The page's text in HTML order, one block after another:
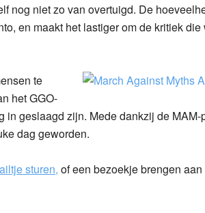
nog niet zo van overtuigd. De
en maakt het lastiger om de kritiek
te
het GGO-
in geslaagd zijn. Mede dankzij de MAM-
dag geworden.
sturen, of een bezoekje brengen aan